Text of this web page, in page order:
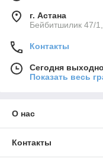
г. Астана
Бейбитшилик 47/
Контакты
Сегодня
Показать весь
О нас
Контакты